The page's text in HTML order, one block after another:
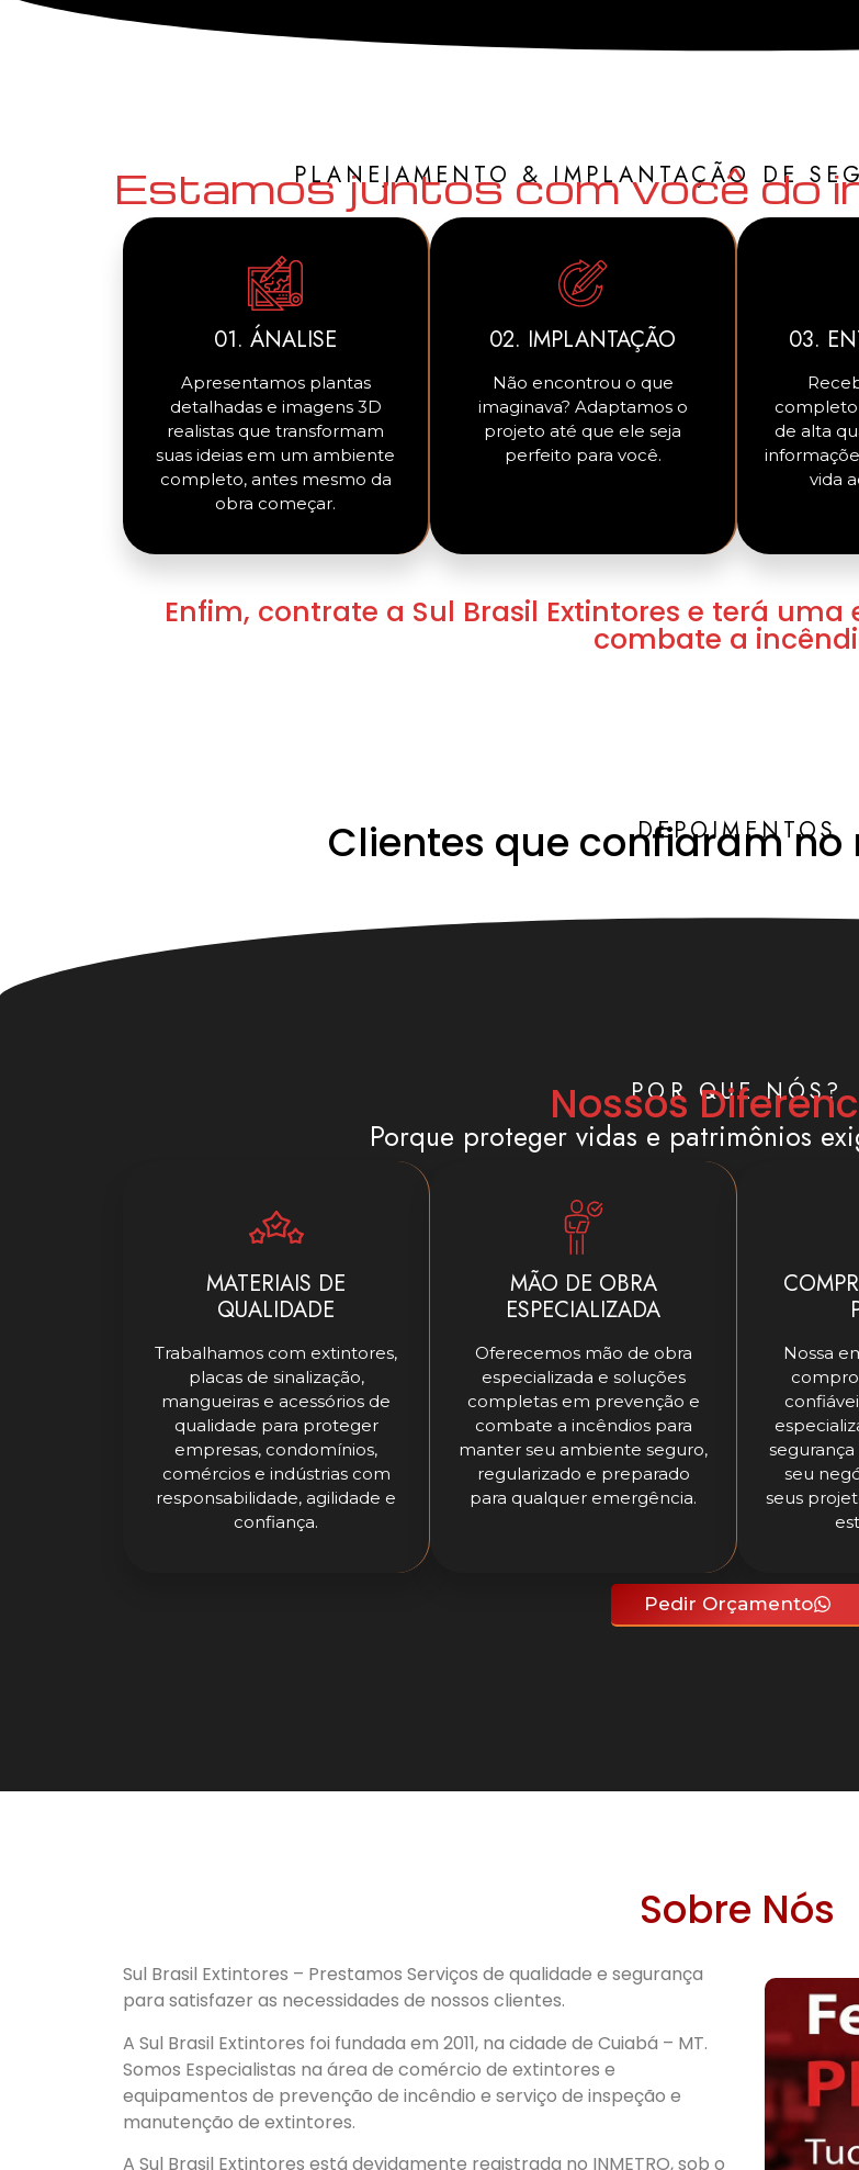
PLANEJAMENTO & IMPLANTAÇÃO DE
Estamos juntos com você do
01. ÁNALISE
Apresentamos plantas
detalhadas e imagens 3D
realistas que transformam
suas ideias em um ambiente
completo, antes mesmo da
obra começar.
02. IMPLANTAÇÃO
Não encontrou o que
imaginava? Adaptamos o
projeto até que ele seja
perfeito para você.
03.
completo
de alta
vida
Enfim, contrate a Sul Brasil Extintores e terá
combate a
DEPOIMENTOS
Clientes que confiaram
POR QUE NÓS?
Nossos
Porque proteger vidas e patrimônios
MATERIAIS DE
QUALIDADE
Trabalhamos com extintores,
placas de sinalização,
mangueiras e acessórios de
qualidade para proteger
empresas, condomínios,
comércios e indústrias com
responsabilidade, agilidade e
confiança.
MÃO DE OBRA
ESPECIALIZADA
Oferecemos mão de obra
especializada e soluções
completas em prevenção e
combate a incêndios para
manter seu ambiente seguro,
regularizado e preparado
para qualquer emergência.
Nossa
seu
seus
Pedir Orçamento
Sobre Nós
Sul Brasil Extintores – Prestamos Serviços de qualidade e segurança
para satisfazer as necessidades de nossos clientes.
A Sul Brasil Extintores foi fundada em 2011, na cidade de Cuiabá – MT.
Somos Especialistas na área de comércio de extintores e
equipamentos de prevenção de incêndio e serviço de inspeção e
manutenção de extintores.
A Sul Brasil Extintores está devidamente registrada no INMETRO, sob o